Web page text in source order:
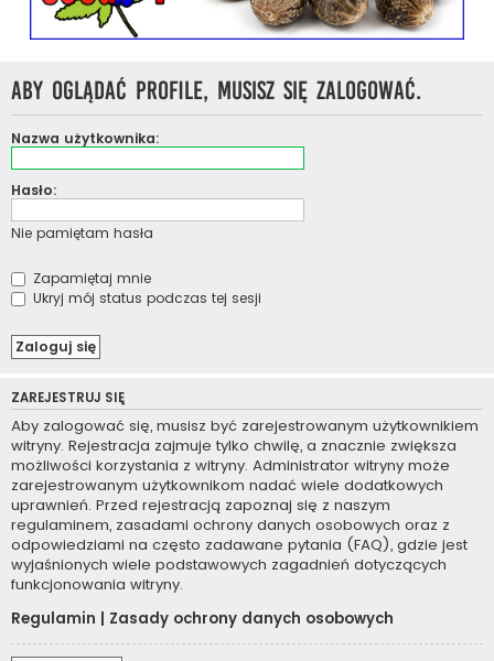
Aby oglądać profile, musisz się zalogować.
Nazwa użytkownika:
Hasło:
Nie pamiętam hasła
Zapamiętaj mnie
Ukryj mój status podczas tej sesji
ZAREJESTRUJ SIĘ
Aby zalogować się, musisz być zarejestrowanym użytkownikiem
witryny. Rejestracja zajmuje tylko chwilę, a znacznie zwiększa
możliwości korzystania z witryny. Administrator witryny może
zarejestrowanym użytkownikom nadać wiele dodatkowych
uprawnień. Przed rejestracją zapoznaj się z naszym
regulaminem, zasadami ochrony danych osobowych oraz z
odpowiedziami na często zadawane pytania (FAQ), gdzie jest
wyjaśnionych wiele podstawowych zagadnień dotyczących
funkcjonowania witryny.
Regulamin | Zasady ochrony danych osobowych